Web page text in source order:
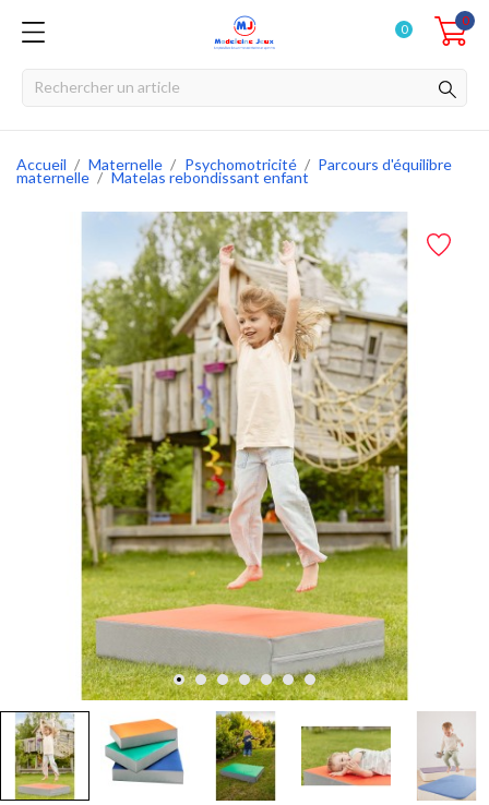
0
0
Accueil Maternelle Psychomotricité Parcours d'équilibre
maternelle Matelas rebondissant enfant